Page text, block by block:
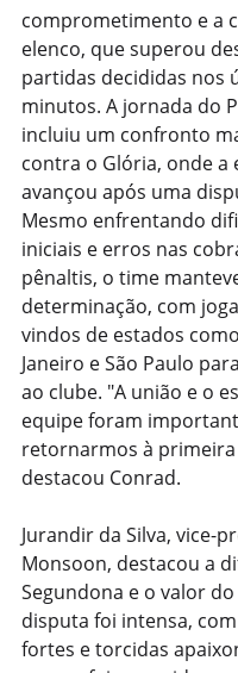
comprometimento e a
elenco, que superou
partidas decididas nos
minutos. A jornada do
incluiu um confronto
contra o Glória, onde a
avançou após uma
Mesmo enfrentando
iniciais e erros nas
pênaltis, o time
determinação, com
vindos de estados
Janeiro e São Paulo
ao clube. "A união e o
equipe foram
retornarmos à primeira
destacou Conrad.
Jurandir da Silva, vice-
Monsoon, destacou a
Segundona e o valor do
disputa foi intensa,
fortes e torcidas